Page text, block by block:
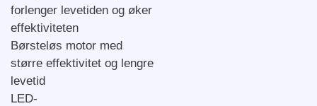
forlenger levetiden og øker
effektiviteten
Børsteløs motor med
større effektivitet og lengre
levetid
LED-